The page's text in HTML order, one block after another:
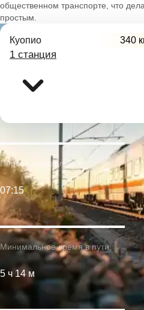
общественном транспорте, что
простым.
Куопио 340
1 станция
Минимальное время в пути:
5 ч 14 м
Первое отправление:
07:15